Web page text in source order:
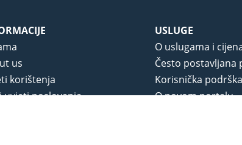
us
korištenja
uvjeti poslovanja
USLUGE
O uslugama i
Često postavljana
Korisnička podrška
O novom portalu